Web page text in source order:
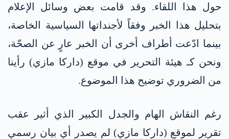
حول هذا اللقاء. وقد قامت بعض وسائل الإعلام
بتحليل هذا الخبر وفقاً لأجنداتها السياسية الخاصة،
بينما ادّعت أطراف أخرى أن الخبر عارٍ عن الصحّة،
ونحن كـ هيئة التحرير في موقع (داركا مازي) رأينا
من الضروري توضيح هذا الموضوع.
رغم النقاش الهام والجدل الكبير الذي أثير عقب
تقرير لموقع (داركا مازي) لم يصدر أي بيان رسمي